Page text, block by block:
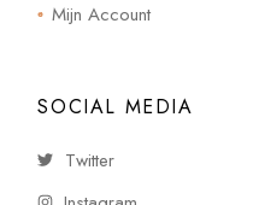
Mijn Account
SOCIAL MEDIA
Twitter